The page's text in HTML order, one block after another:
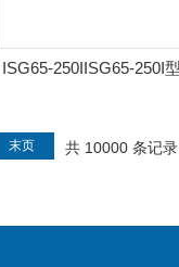
ISG65-250IISG65-250I
共 10000 条记录
末页